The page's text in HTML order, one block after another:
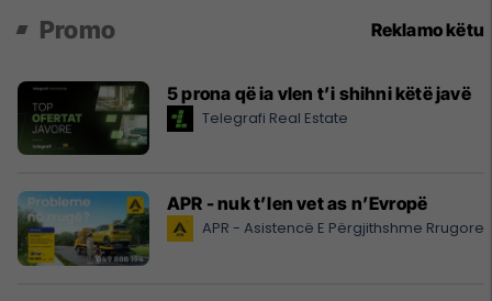
Promo Reklamo këtu
5 prona që ia vlen t’i shihni këtë javë
Telegrafi Real Estate
APR - nuk t’len vet as n’Evropë
APR - Asistencë E Përgjithshme Rrugore